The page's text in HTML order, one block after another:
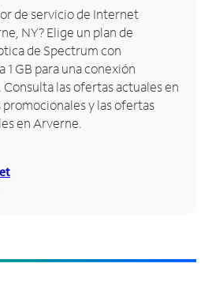
de servicio de Internet
NY? Elige un plan de
de Spectrum con
1 GB para una conexión
las ofertas actuales en
y las ofertas
en Arverne.